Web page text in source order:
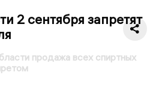
2 сентября запретят
продажа всех спиртных